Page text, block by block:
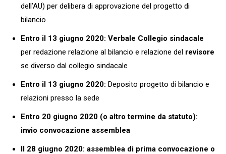
dell’AU) per delibera di approvazione del progetto di
bilancio
Entro il 13 giugno 2020: Verbale Collegio sindacale
per redazione relazione al bilancio e relazione del revisore
se diverso dal collegio sindacale
Entro il 13 giugno 2020: Deposito progetto di bilancio e
relazioni presso la sede
Entro 20 giugno 2020 (o altro termine da statuto):
invio convocazione assemblea
Il 28 giugno 2020: assemblea di prima convocazione o